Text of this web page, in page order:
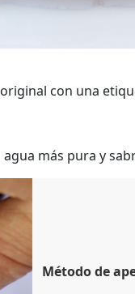
con una
más pura y
Método de